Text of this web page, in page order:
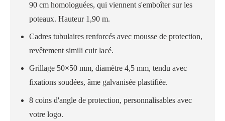
90 cm homologuées, qui viennent s'emboîter sur les
poteaux. Hauteur 1,90 m.
Cadres tubulaires renforcés avec mousse de protection,
revêtement simili cuir lacé.
Grillage 50×50 mm, diamètre 4,5 mm, tendu avec
fixations soudées, âme galvanisée plastifiée.
8 coins d'angle de protection, personnalisables avec
votre logo.